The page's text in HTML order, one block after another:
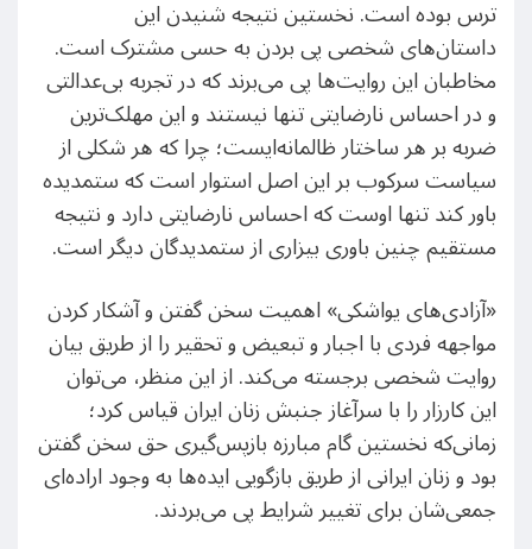
ترس بوده است. نخستین نتیجه شنیدن این
داستان‌های شخصی پی بردن به حسی مشترک است.
مخاطبان این روایت‌ها پی می‌برند که در تجربه بی‌عدالتی
و در احساس نارضایتی تنها نیستند و این مهلک‌ترین
ضربه بر هر ساختار ظالمانه‌ایست؛ چرا که هر شکلی از
سیاست سرکوب بر این اصل استوار است که ستمدیده
باور کند تنها اوست که احساس نارضایتی دارد و نتیجه
مستقیم چنین باوری بیزاری از ستمدیدگان دیگر است.
«آزادی‌های یواشکی» اهمیت سخن گفتن و آشکار کردن
مواجهه فردی با اجبار و تبعیض و تحقیر را از طریق بیان
روایت شخصی برجسته می‌کند. از این منظر، می‌توان
این کارزار را با سرآغاز جنبش زنان ایران قیاس کرد؛
زمانی‌که نخستین گام مبارزه بازپس‌گیری حق سخن گفتن
بود و زنان ایرانی از طریق بازگویی ایده‌ها به وجود اراده‌ای
جمعی‌شان برای تغییر شرایط پی می‌بردند.